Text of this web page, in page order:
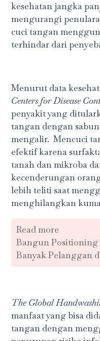
kesehatan jangka
mengurangi
cuci tangan
terhindar dari
Menurut data
Centers for Disease
penyakit yang
tangan dengan
mengalir. Mencuci
efektif karena
tanah dan mikroba
kecenderungan
lebih teliti saat
menghilangkan
Read more
Bangun Positioning
Banyak Pelanggan
The Global
manfaat yang bisa
tangan dengan